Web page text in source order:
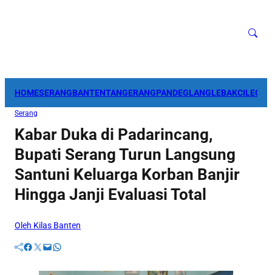
HOMESERANGBANTENTANGERANGPANDEGLANGLEBAK
Serang
Kabar Duka di Padarincang,
Bupati Serang Turun Langsung
Santuni Keluarga Korban Banjir
Hingga Janji Evaluasi Total
Oleh Kilas Banten
Facebook Twitter Mail WhatsApp